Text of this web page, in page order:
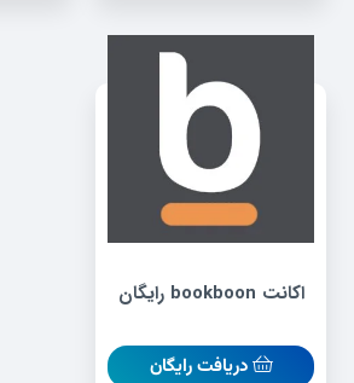
اکانت bookboon رایگان
دریافت رایگان